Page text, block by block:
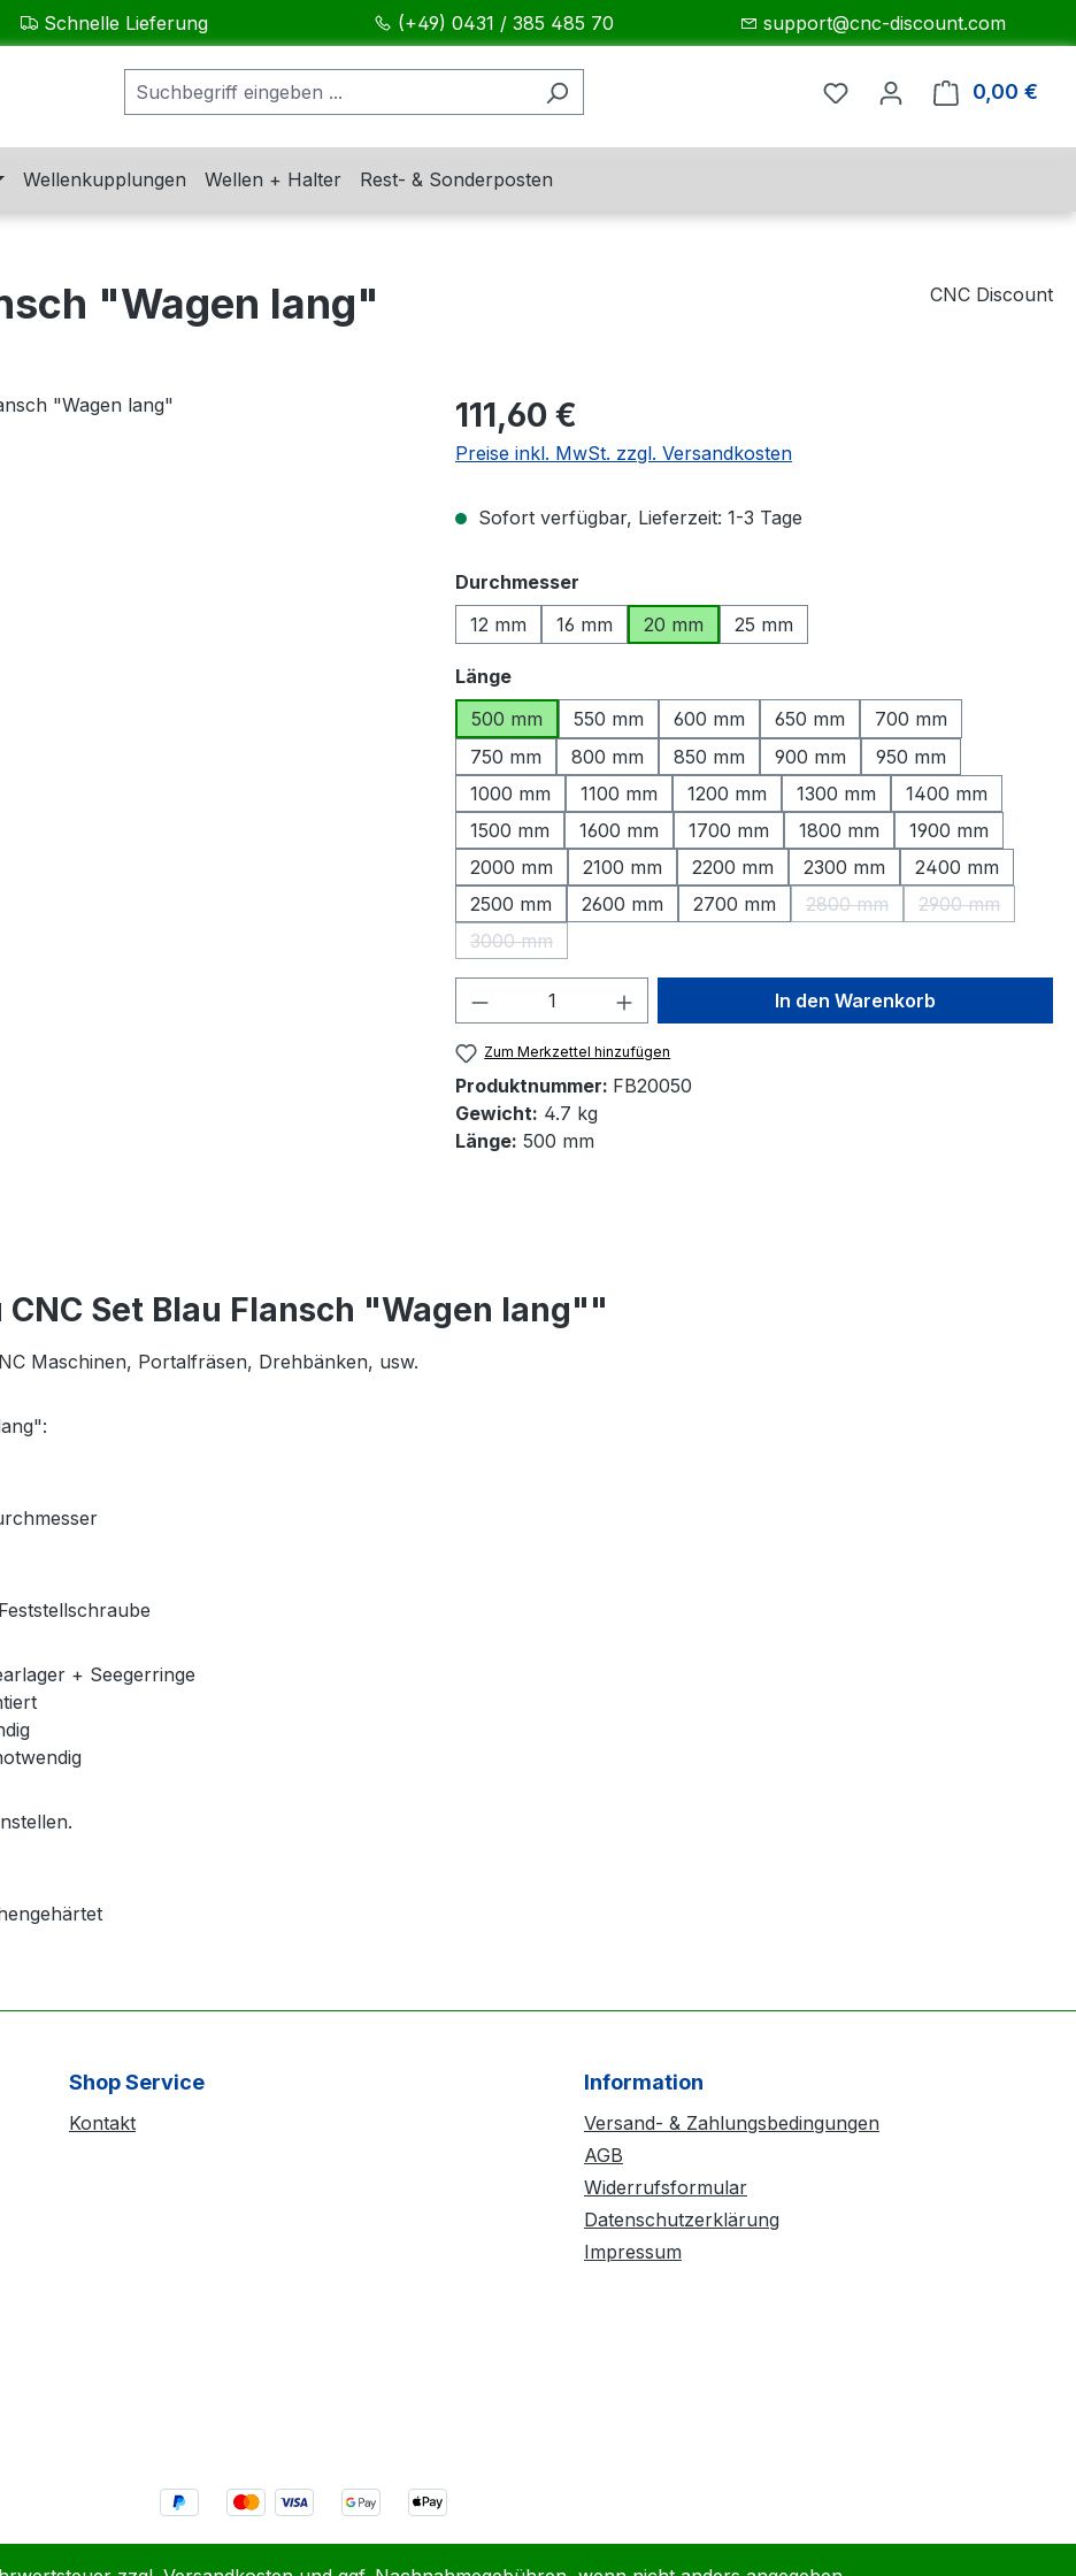
Schnelle Lieferung (+49) 0431 / 385 485 70 support@cnc-discount.com
0,00 €
Wellenkupplungen Wellen + Halter Rest- & Sonderposten
"Wagen lang" CNC Discount
Regulärer Preis:
111,60 €
Preise inkl. MwSt. zzgl. Versandkosten
Sofort verfügbar, Lieferzeit: 1-3 Tage
Durchmesser
12 mm
16 mm 20 mm 25 mm
Längeauswählen
500 mm
550 mm 600 mm 650 mm
700 mm
750 mm
800 mm 850 mm 900 mm
950 mm
1000 mm
1100 mm 1200 mm 1300 mm
1400 mm
1500 mm
1600 mm 1700 mm 1800 mm
1900 mm
2000 mm
2100 mm 2200 mm 2300 mm
2400 mm
2500 mm
2600 mm 2700 mm 2800 mm
(Diese Option ist zurzeit nicht
2900 mm
(Diese Option
3000 mm
(Diese Option ist zurzeit nicht verfügbar.)
Produkt Anzahl: Gib den gewünschten Wert
In den Warenkorb
Zum Merkzettel hinzufügen
Produktnummer: FB20050
Gewicht: 4.7 kg
Länge: 500 mm
Set Blau Flansch "Wagen lang""
Maschinen, Portalfräsen, Drehbänken, usw.
+ Seegerringe
Shop Service
Kontakt
Information
Versand- & Zahlungsbedingungen
AGB
Widerrufsformular
Datenschutzerklärung
Impressum